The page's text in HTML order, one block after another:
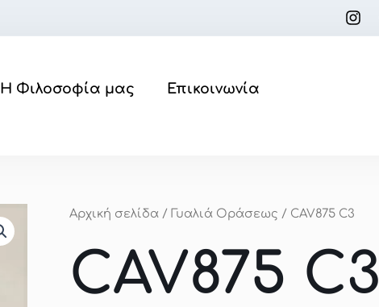
Η Φιλοσοφία μας Επικοινωνία
Αρχική σελίδα / Γυαλιά Οράσεως / CAV875 C3
CAV875 C3